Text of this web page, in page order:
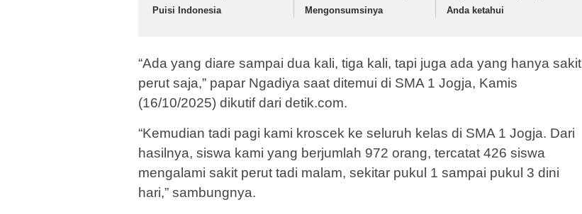
Puisi Indonesia
Mengonsumsinya
Anda ketahui
“Ada yang diare sampai dua kali, tiga kali, tapi juga ada yang hanya sakit
perut saja,” papar Ngadiya saat ditemui di SMA 1 Jogja, Kamis
(16/10/2025) dikutif dari detik.com.
“Kemudian tadi pagi kami kroscek ke seluruh kelas di SMA 1 Jogja. Dari
hasilnya, siswa kami yang berjumlah 972 orang, tercatat 426 siswa
mengalami sakit perut tadi malam, sekitar pukul 1 sampai pukul 3 dini
hari,” sambungnya.